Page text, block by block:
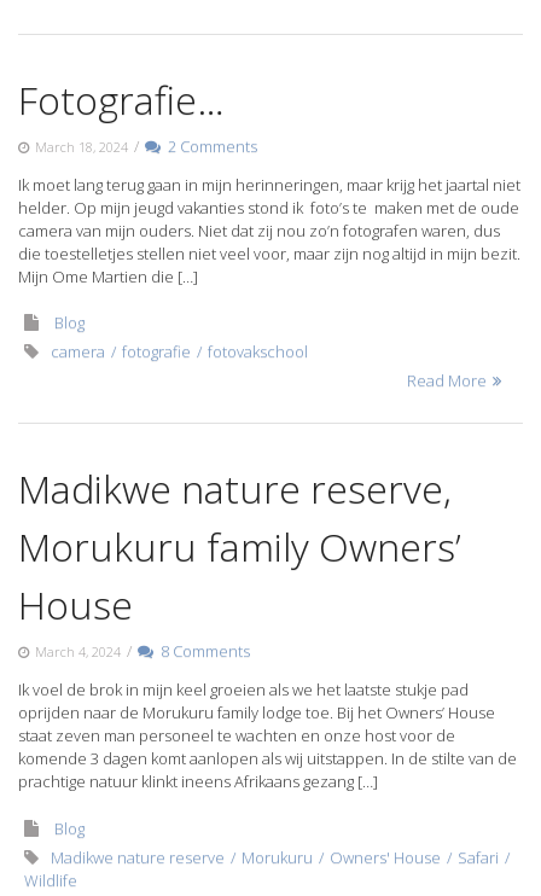
Fotografie…
March 18, 2024 /
2 Comments
Ik moet lang terug gaan in mijn herinneringen, maar krijg het jaartal niet
helder. Op mijn jeugd vakanties stond ik foto’s te maken met de oude
camera van mijn ouders. Niet dat zij nou zo’n fotografen waren, dus
die toestelletjes stellen niet veel voor, maar zijn nog altijd in mijn bezit.
Mijn Ome Martien die […]
Blog
camera
fotografie
fotovakschool
Read More
Madikwe nature reserve,
Morukuru family Owners’
House
March 4, 2024 /
8 Comments
Ik voel de brok in mijn keel groeien als we het laatste stukje pad
oprijden naar de Morukuru family lodge toe. Bij het Owners’ House
staat zeven man personeel te wachten en onze host voor de
komende 3 dagen komt aanlopen als wij uitstappen. In de stilte van de
prachtige natuur klinkt ineens Afrikaans gezang […]
Blog
Madikwe nature reserve
Morukuru Owners' House
Safari
Wildlife